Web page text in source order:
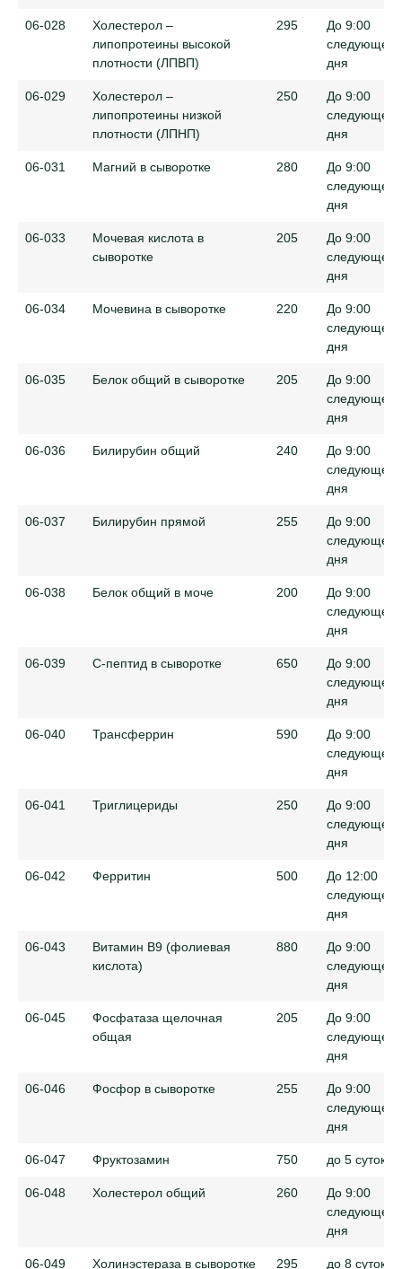
06-028
Холестерол –
липопротеины высокой
плотности (ЛПВП)
295
До 9:00
следующего
дня
06-029
Холестерол –
липопротеины низкой
плотности (ЛПНП)
250
До 9:00
следующего
дня
06-031 Магний в сыворотке 280
До 9:00
следующего
дня
06-033
Мочевая кислота в
сыворотке
205
До 9:00
следующего
дня
06-034 Мочевина в сыворотке 220
До 9:00
следующего
дня
06-035 Белок общий в сыворотке 205
До 9:00
следующего
дня
06-036 Билирубин общий 240
До 9:00
следующего
дня
06-037 Билирубин прямой 255
До 9:00
следующего
дня
06-038 Белок общий в моче 200
До 9:00
следующего
дня
06-039 С-пептид в сыворотке 650
До 9:00
следующего
дня
06-040 Трансферрин 590
До 9:00
следующего
дня
06-041 Триглицериды 250
До 9:00
следующего
дня
06-042 Ферритин 500
До 12:00
следующего
дня
06-043
Витамин B9 (фолиевая
кислота)
880
До 9:00
следующего
дня
06-045
Фосфатаза щелочная
общая
205
До 9:00
следующего
дня
06-046 Фосфор в сыворотке 255
До 9:00
следующего
дня
06-047 Фруктозамин 750 до 5 суток
06-048 Холестерол общий 260
До 9:00
следующего
дня
06-049 Холинэстераза в сыворотке 295 до 8 суток